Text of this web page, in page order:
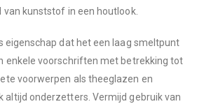
van kunststof in een houtlook.
eigenschap dat het een laag smeltpunt
enkele voorschriften met betrekking tot
voorwerpen als theeglazen en
altijd onderzetters. Vermijd gebruik van